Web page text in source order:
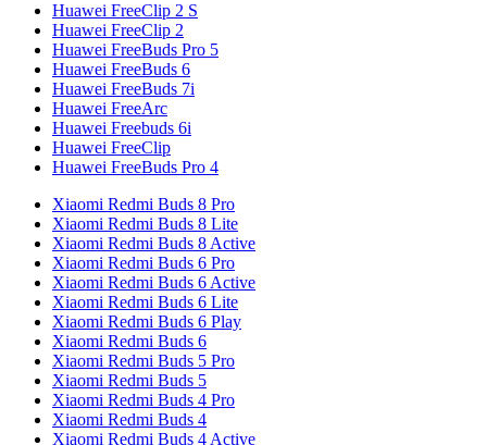
Huawei FreeClip 2 S
Huawei FreeClip 2
Huawei FreeBuds Pro 5
Huawei FreeBuds 6
Huawei FreeBuds 7i
Huawei FreeArc
Huawei Freebuds 6i
Huawei FreeClip
Huawei FreeBuds Pro 4
Xiaomi Redmi Buds 8 Pro
Xiaomi Redmi Buds 8 Lite
Xiaomi Redmi Buds 8 Active
Xiaomi Redmi Buds 6 Pro
Xiaomi Redmi Buds 6 Active
Xiaomi Redmi Buds 6 Lite
Xiaomi Redmi Buds 6 Play
Xiaomi Redmi Buds 6
Xiaomi Redmi Buds 5 Pro
Xiaomi Redmi Buds 5
Xiaomi Redmi Buds 4 Pro
Xiaomi Redmi Buds 4
Xiaomi Redmi Buds 4 Active